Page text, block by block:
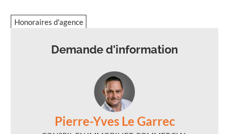
Honoraires d'agence
Demande d'information
Pierre-Yves Le Garrec